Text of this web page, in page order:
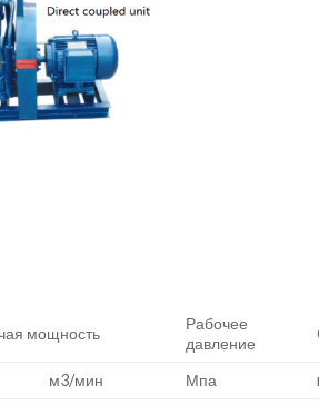
мощность
Рабочее
давление
м3/мин Мпа